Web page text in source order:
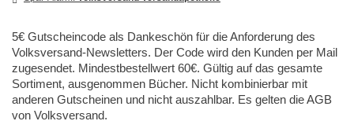
5€ Gutscheincode als Dankeschön für die Anforderung des
Volksversand-Newsletters. Der Code wird den Kunden per Mail
zugesendet. Mindestbestellwert 60€. Gültig auf das gesamte
Sortiment, ausgenommen Bücher. Nicht kombinierbar mit
anderen Gutscheinen und nicht auszahlbar. Es gelten die AGB
von Volksversand.